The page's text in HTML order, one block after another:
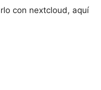
con nextcloud, aquí